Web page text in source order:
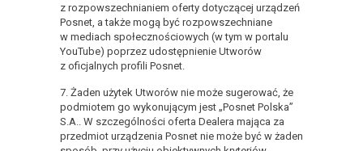
z rozpowszechnianiem oferty dotyczącej urządzeń
Posnet, a także mogą być rozpowszechniane
w mediach społecznościowych (w tym w portalu
YouTube) poprzez udostępnienie Utworów
z oficjalnych profili Posnet.
7. Żaden użytek Utworów nie może sugerować, że
podmiotem go wykonującym jest „Posnet Polska”
S.A.. W szczególności oferta Dealera mająca za
przedmiot urządzenia Posnet nie może być w żaden